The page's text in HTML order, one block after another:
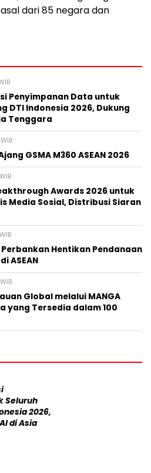
dari 85 negara dan
Penyimpanan Data untuk
DTI Indonesia 2026, Dukung
Tenggara
GSMA M360 ASEAN 2026
Awards 2026 untuk
Media Sosial, Distribusi Siaran
Hentikan Pendanaan
ASEAN
Global melalui MANGA
yang Tersedia dalam 100
Seluruh
2026,
di Asia